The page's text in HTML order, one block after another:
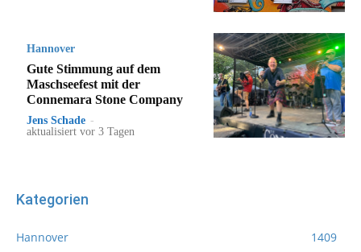
Hannover
Gute Stimmung auf dem
Maschseefest mit der
Connemara Stone Company
Jens Schade -
aktualisiert vor 3 Tagen
Kategorien
Hannover
1409